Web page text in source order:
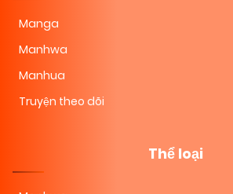
Manga
Manhwa
Manhua
Truyện theo dõi
Thể loại